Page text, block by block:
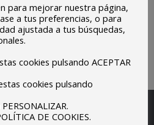
Corazón de Olivenza.
Legal
para mejorar nuestra página,
a tus preferencias, o para
ajustada a tus búsquedas,
cookies pulsando ACEPTAR
cookies pulsando
DE COOKIES.